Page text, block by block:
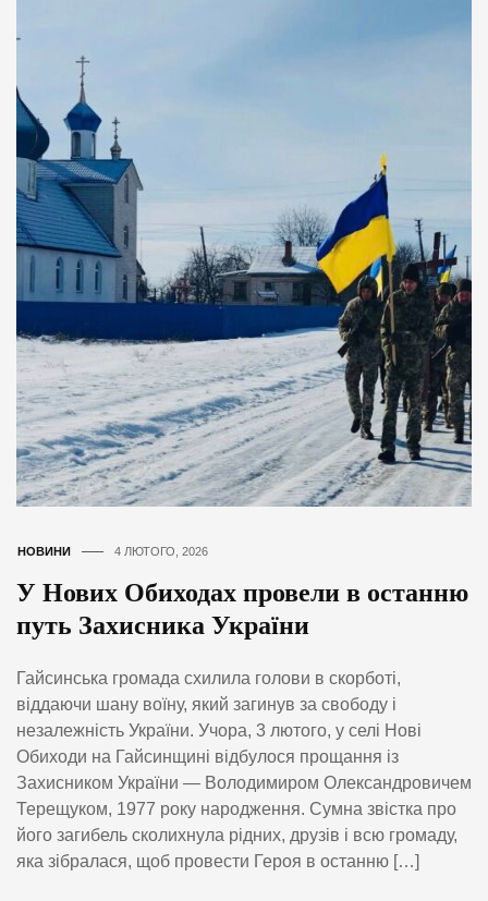
НОВИНИ 4 ЛЮТОГО, 2026
У Нових Обиходах провели в останню
путь Захисника України
Гайсинська громада схилила голови в скорботі,
віддаючи шану воїну, який загинув за свободу і
незалежність України. Учора, 3 лютого, у селі Нові
Обиходи на Гайсинщині відбулося прощання із
Захисником України — Володимиром Олександровичем
Терещуком, 1977 року народження. Сумна звістка про
його загибель сколихнула рідних, друзів і всю громаду,
яка зібралася, щоб провести Героя в останню […]